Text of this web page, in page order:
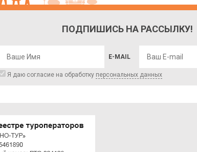
ПОДПИШИСЬ НА РАССЫЛКУ!
E-MAIL
Я даю согласие на обработку персональных данных